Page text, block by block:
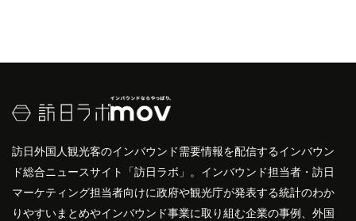
訪日外国人観光客のインバウンド需要情報を配信するインバウン
ド総合ニュースサイト「訪日ラボ」。インバウンド担当者・訪日
マーケティング担当者向けに政府や観光庁が発表する統計のわか
りやすいまとめやインバウンド事業に取り組む企業の事例、外国